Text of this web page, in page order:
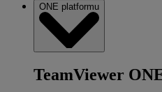
ONE platformu
TeamViewer